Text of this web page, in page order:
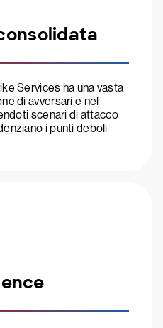
Services ha una vasta
di avversari e nel
scenari di attacco
i punti deboli